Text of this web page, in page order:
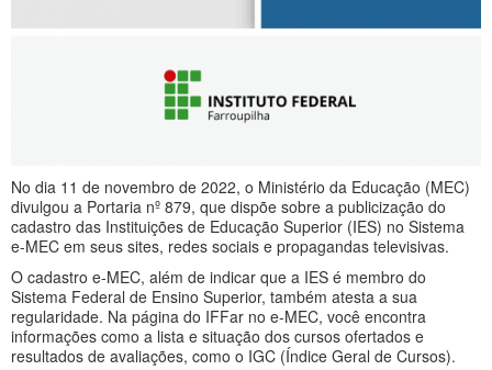
No dia 11 de novembro de 2022, o Ministério da Educação (MEC)
divulgou a Portaria nº 879, que dispõe sobre a publicização do
cadastro das Instituições de Educação Superior (IES) no Sistema
e-MEC em seus sites, redes sociais e propagandas televisivas.
O cadastro e-MEC, além de indicar que a IES é membro do
Sistema Federal de Ensino Superior, também atesta a sua
regularidade. Na página do IFFar no e-MEC, você encontra
informações como a lista e situação dos cursos ofertados e
resultados de avaliações, como o IGC (Índice Geral de Cursos).